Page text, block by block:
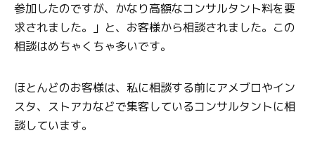
参加したのですが、かなり高額なコンサルタント料を要
求されました。」と、お客様から相談されました。この
相談はめちゃくちゃ多いです。
ほとんどのお客様は、私に相談する前にアメブロやイン
スタ、ストアカなどで集客しているコンサルタントに相
談しています。